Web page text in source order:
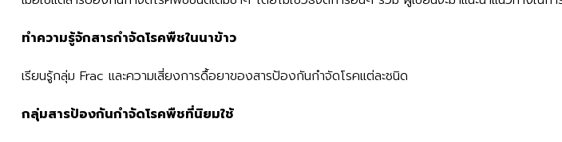
ทำความรู้จักสารกำจัดโรคพืชในนาข้าว
เรียนรู้กลุ่ม Frac และความเสี่ยงการดื้อยาของสารป้องกันกำจัดโรคแต่ละชนิด
กลุ่มสารป้องกันกำจัดโรคพืชที่นิยมใช้